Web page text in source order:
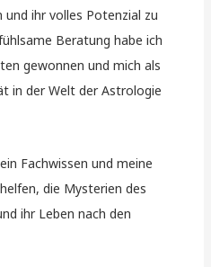
ihr volles Potenzial zu
Beratung habe ich
gewonnen und mich als
in der Welt der Astrologie
Fachwissen und meine
die Mysterien des
ihr Leben nach den